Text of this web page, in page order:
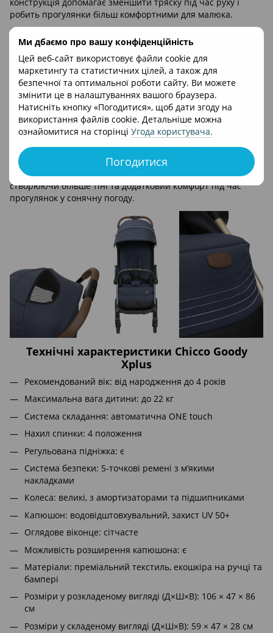
Ми дбаємо про вашу конфіденційність
Цей веб-сайт використовує файли cookie для
маркетингу та статистичних цілей, а також для
безпечної та оптимальної роботи сайту. Ви можете
змінити це в налаштуваннях вашого браузера.
Натисніть кнопку «Погодитися», щоб дати згоду на
використання файлів cookie. Детальніше можна
ознайомитися на сторінці Угода користувача.
Погодитися
робить прогулянки більш комфортними для малюка.
Спинка має кілька положень нахилу
змінювати положення сидіння залежно від ситуації. Разом
регульованою підніжкоюце створює зручні умови для
відпочинку або сну під час прогулянки.
Широке сидіння та 5-точкові ремені безпеки з м’якими
накладками забезпечують правильну фіксацію дитини.
Великий капюшон з водовідштовхувальним
покриттям і захистом UV 50+ допомагає захистити
малюка від сонця, вітру чи опадів. Додаткове оглядове
віконце із сіткою покращує вентиляцію та дозволяє
батькам спостерігати за дитиною.
Спеціальна блискавкадозволяє розширити капюшон,
створюючи більше тіні та додатковий комфорт під час
прогулянок у сонячну погоду.
Технічні характеристики Chicco Goody
Xplus
Рекомендований вік: від народження до 4 років
Максимальна вага дитини: до 22 кг
Система складання: автоматична ONE touch
Нахил спинки: 4 положення
Регульована підніжка: є
Система безпеки: 5-точкові ремені з м’якими
накладками
Колеса: великі, з амортизаторами та підшипниками
Капюшон: водовідштовхувальний, захист UV 50+
Оглядове віконце: сітчасте
Можливість розширення капюшона: є
Матеріали: преміальний текстиль, екошкіра на ручці та
бампері
Розміри у розкладеному вигляді (Д×Ш×В): 106 × 47 × 86
см
Розміри у складеному вигляді (Д×Ш×В): 59 × 47 × 28 см